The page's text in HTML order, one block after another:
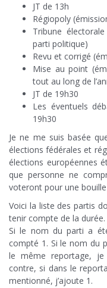
JT de 13h
Régiopoly
Tribune
parti politique)
Revu et corrigé
Mise au point
tout au long de
JT de 19h30
Les éventuels
19h30
Je ne me suis basée
élections fédérales et
élections européennes
que personne ne
voteront pour une
Voici la liste des partis
tenir compte de la durée.
Si le nom du parti a
compté 1. Si le nom du
le même reportage, je
contre, si dans le
mentionné, j’ajoute 1.